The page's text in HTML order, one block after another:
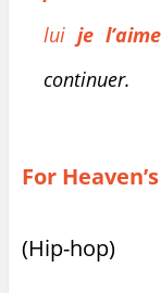
luije l’aime
continuer.
For
(Hip-hop)